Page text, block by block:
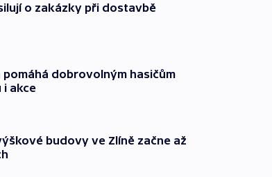
o zakázky při dostavbě
pomáhá dobrovolným hasičům
i akce
budovy ve Zlíně začne až